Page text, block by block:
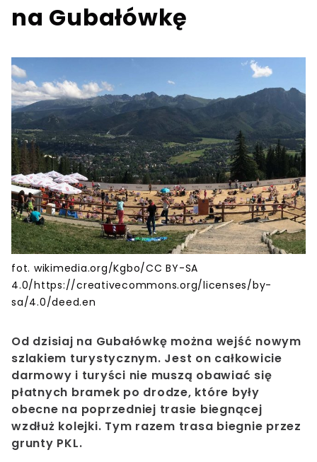
na Gubałówkę
fot. wikimedia.org/Kgbo/CC BY-SA
4.0/https://creativecommons.org/licenses/by-
sa/4.0/deed.en
Od dzisiaj na Gubałówkę można wejść nowym
szlakiem turystycznym. Jest on całkowicie
darmowy i turyści nie muszą obawiać się
płatnych bramek po drodze, które były
obecne na poprzedniej trasie biegnącej
wzdłuż kolejki. Tym razem trasa biegnie przez
grunty PKL.